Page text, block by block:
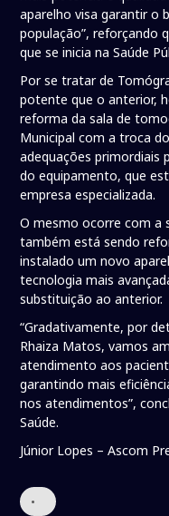
aparelho visa garantir o
população”, reforçando
que se inicia na Saúde
Por se tratar de
potente que o anterior,
reforma da sala de
Municipal com a troca
adequações primordiais
do equipamento, que
empresa especializada.
O mesmo ocorre com a
também está sendo
instalado um novo
tecnologia mais
substituição ao anterior.
“Gradativamente, por
Rhaiza Matos, vamos
atendimento aos
garantindo mais
nos atendimentos”,
Saúde.
Júnior Lopes – Ascom
•